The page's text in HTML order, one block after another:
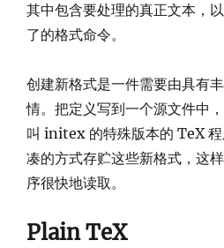
其中包含要处理的真正文本，
了的格式命令。
创建新格式是一件需要由具有
情。把定义写到一个源文件中
叫 initex 的特殊版本的 TeX
凑的方式存贮这些新格式，这
序很快地读取。
Plain TeX